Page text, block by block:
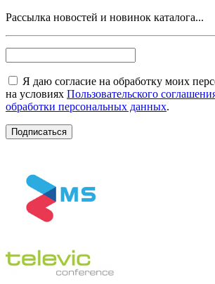
Рассылка новостей и новинок каталога...
Я даю согласие на обработку моих
на условиях Пользовательского
обработки персональных данных.